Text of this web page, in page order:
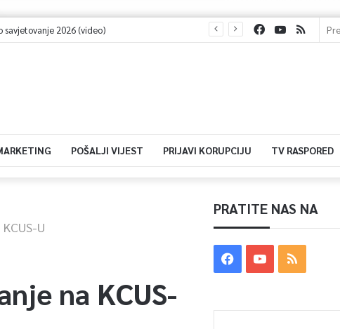
poslijepodne pljusak, nedjelja lijepa” (video)
POŠALJI VIJEST PRIJAVI KORUPCIJU TV RASPORED
U
na KCUS-
PRATITE NAS NA